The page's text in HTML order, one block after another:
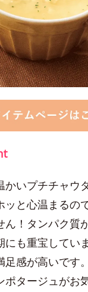
かいプチチャウ
ッと心温まるの
ん！タンパク質
にも重宝してい
足感が高いです
ポタージュがお